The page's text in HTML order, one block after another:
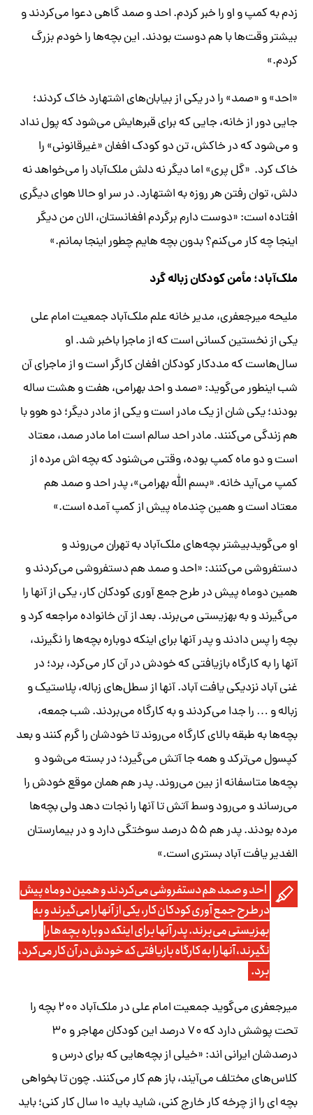
زدم به کمپ و او را خبر کردم. احد و صمد گاهی دعوا می‌کردند و
بیشتر وقت‌ها با هم دوست بودند. این بچه‌ها را خودم بزرگ
کردم.»
«احد» و «صمد» را در یکی از بیابان‌های اشتهارد خاک کردند؛
جایی دور از خانه، جایی که برای قبرهایش می‌شود که پول نداد
و می‌شود که در خاکش، تن دو کودک افغان «غیرقانونی» را
خاک کرد. «گل پری» اما دیگر نه دلش ملک‌آباد را می‌خواهد نه
دلش، توان رفتن هر روزه به اشتهارد. در سر او حالا هوای دیگری
افتاده است: «دوست دارم برگردم افغانستان، الان من دیگر
اینجا چه کار می‌کنم؟ بدون بچه هایم چطور اینجا بمانم.»
ملک‌آباد؛ مأمن کودکان زباله گرد
ملیحه میرجعفری، مدیر خانه علم ملک‌آباد جمعیت امام علی
یکی از نخستین کسانی است که از ماجرا باخبر شد. او
سال‌هاست که مددکار کودکان افغان کارگر است و از ماجرای آن
شب اینطور می‌گوید: «صمد و احد بهرامی، هفت و هشت ساله
بودند؛ یکی شان از یک مادر است و یکی از مادر دیگر؛ دو هوو با
هم زندگی می‌کنند. مادر احد سالم است اما مادر صمد، معتاد
است و دو ماه کمپ بوده، وقتی می‌شنود که بچه اش مرده از
کمپ می‌آید خانه. «بسم الله بهرامی»، پدر احد و صمد هم
معتاد است و همین چندماه پیش از کمپ آمده است.»
او می‌گویدبیشتر بچه‌های ملک‌آباد به تهران می‌روند و
دستفروشی می‌کنند: «احد و صمد هم دستفروشی می‌کردند و
همین دوماه پیش در طرح جمع آوری کودکان کار، یکی از آنها را
می‌گیرند و به بهزیستی می‌برند. بعد از آن خانواده مراجعه کرد و
بچه را پس دادند و پدر آنها برای اینکه دوباره بچه‌ها را نگیرند،
آنها را به کارگاه بازیافتی که خودش در آن کار می‌کرد، برد؛ در
غنی آباد نزدیکی یافت آباد. آنها از سطل‌های زباله، پلاستیک و
زباله و … را جدا می‌کردند و به کارگاه می‌بردند. شب جمعه،
بچه‌ها به طبقه بالای کارگاه می‌روند تا خودشان را گرم کنند و بعد
کپسول می‌ترکد و همه جا آتش می‌گیرد؛ در بسته می‌شود و
بچه‌ها متاسفانه از بین می‌روند. پدر هم همان موقع خودش را
می‌رساند و می‌رود وسط آتش تا آنها را نجات دهد ولی بچه‌ها
مرده بودند. پدر هم ۵۵ درصد سوختگی دارد و در بیمارستان
الغدیر یافت آباد بستری است.»
احد و صمد هم دستفروشی می‌کردند و همین دوماه پیش
در طرح جمع آوری کودکان کار، یکی از آنها را می‌گیرند و به
بهزیستی می‌برند. پدر آنها برای اینکه دوباره بچه‌ها را
نگیرند، آنها را به کارگاه بازیافتی که خودش در آن کار می‌کرد،
برد.
میرجعفری می‌گوید جمعیت امام علی در ملک‌آباد ۲۰۰ بچه را
تحت پوشش دارد که ۷۰ درصد این کودکان مهاجر و ۳۰
درصدشان ایرانی اند: «خیلی از بچه‌هایی که برای درس و
کلاس‌های مختلف می‌آیند، باز هم کار می‌کنند. چون تا بخواهی
بچه ای را از چرخه کار خارج کنی، شاید باید ۱۰ سال کار کنی؛ باید